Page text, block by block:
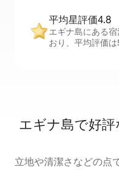
平均星評価4.8
エギナ島にある
おり、平均評価
エギナ島で好
立地や清潔さなどの点